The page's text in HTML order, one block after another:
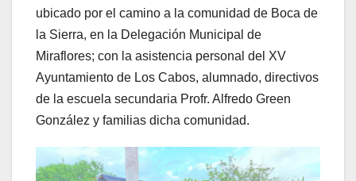
ubicado por el camino a la comunidad de Boca de
la Sierra, en la Delegación Municipal de
Miraflores; con la asistencia personal del XV
Ayuntamiento de Los Cabos, alumnado, directivos
de la escuela secundaria Profr. Alfredo Green
González y familias dicha comunidad.